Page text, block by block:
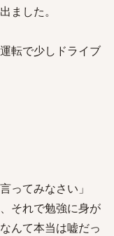
ました。
転で少しドライブ
ってみなさい」
それで勉強に身が
んて本当は嘘だっ